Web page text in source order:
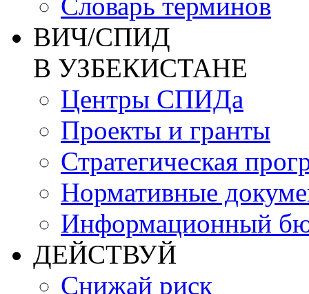
ВИЧ/СПИД
В УЗБЕКИСТАНЕ
Центры СПИДа
Проекты и гранты
Стратегическая
Нормативные
Информационный
ДЕЙСТВУЙ
Снижай риск